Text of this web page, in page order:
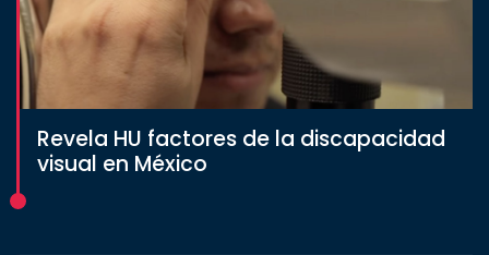
Revela HU factores de la discapacidad
visual en México